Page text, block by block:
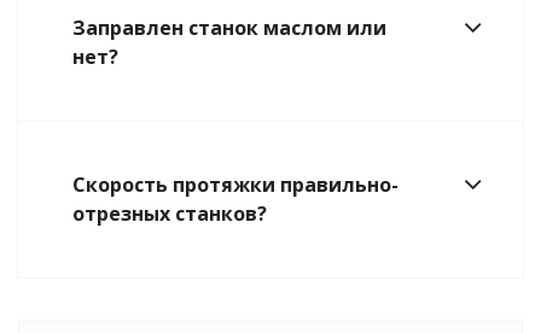
Заправлен станок маслом или
нет?
Скорость протяжки правильно-
отрезных станков?